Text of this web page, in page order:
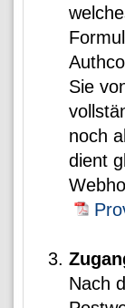
Sie
noch
dient
Nach